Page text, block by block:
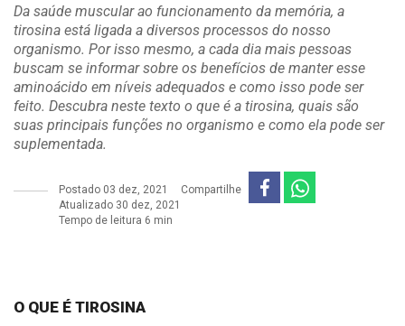
Da saúde muscular ao funcionamento da memória, a
tirosina está ligada a diversos processos do nosso
organismo. Por isso mesmo, a cada dia mais pessoas
buscam se informar sobre os benefícios de manter esse
aminoácido em níveis adequados e como isso pode ser
feito. Descubra neste texto o que é a tirosina, quais são
suas principais funções no organismo e como ela pode ser
suplementada.
Postado 03 dez, 2021
Atualizado 30 dez, 2021
Tempo de leitura 6 min
Compartilhe
O QUE É TIROSINA